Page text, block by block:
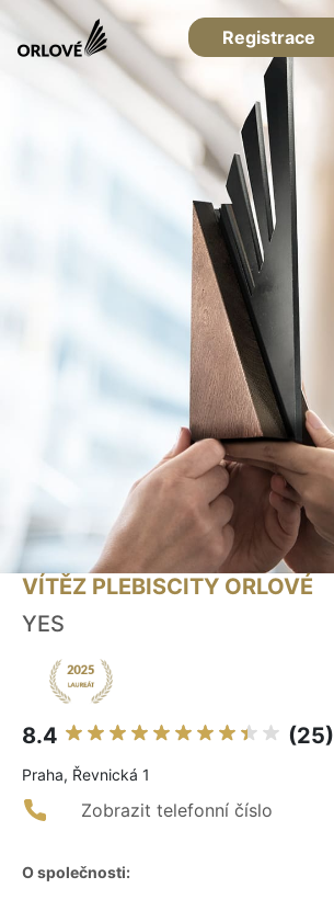
Registrace
VÍTĚZ PLEBISCITY ORLOVÉ
YES
8.4 (25)
Praha, Řevnická 1
Zobrazit telefonní číslo
O společnosti: